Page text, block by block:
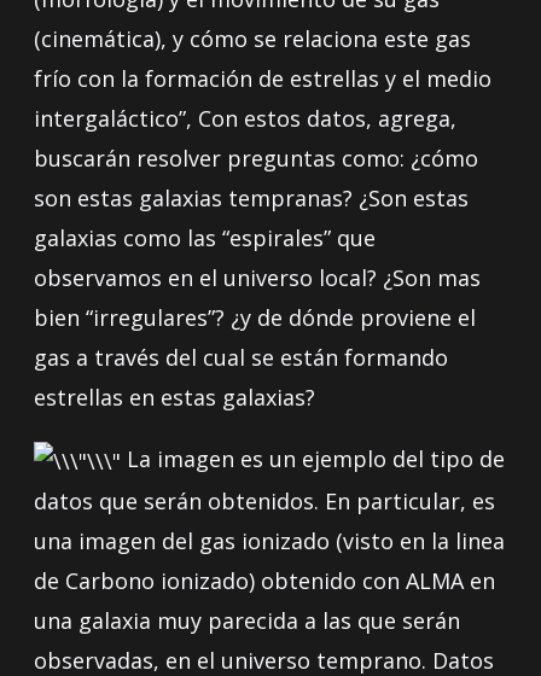
(cinemática), y cómo se relaciona este gas
frío con la formación de estrellas y el medio
intergaláctico”, Con estos datos, agrega,
buscarán resolver preguntas como: ¿cómo
son estas galaxias tempranas? ¿Son estas
galaxias como las “espirales” que
observamos en el universo local? ¿Son mas
bien “irregulares”? ¿y de dónde proviene el
gas a través del cual se están formando
estrellas en estas galaxias?
La imagen es un ejemplo del tipo de
datos que serán obtenidos. En particular, es
una imagen del gas ionizado (visto en la linea
de Carbono ionizado) obtenido con ALMA en
una galaxia muy parecida a las que serán
observadas, en el universo temprano. Datos